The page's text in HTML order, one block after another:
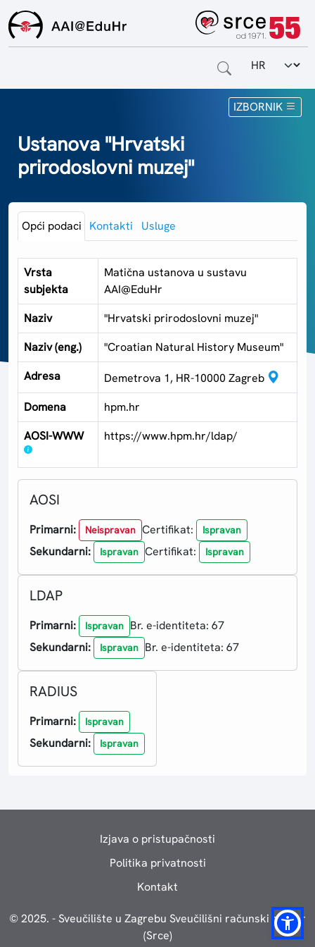
Odabir
IZBORNIK
Za krajnje korisnike
Za davatelje usluga
Za matične ustanove
O sustavu
Kontakt
Ustanova "Hrvatski
prirodoslovni muzej"
Opći podaci Kontakti Usluge
Vrsta
subjekta
Matična ustanova u sustavu
AAI@EduHr
Naziv
"Hrvatski prirodoslovni muzej"
Naziv (eng.)
"Croatian Natural History Museum"
Adresa
Demetrova 1, HR-10000 Zagreb
Domena
hpm.hr
AOSI-WWW
https://www.hpm.hr/ldap/
AOSI
Primarni: Neispravan Certifikat: Ispravan
Sekundarni: Ispravan Certifikat: Ispravan
LDAP
Primarni: Ispravan Br. e-identiteta: 67
Sekundarni:
Ispravan Br. e-identiteta: 67
RADIUS
Primarni: Ispravan
Sekundarni: Ispravan
Izjava o pristupačnosti
Politika privatnosti
Kontakt
© 2025. - Sveučilište u Zagrebu Sveučilišni računski centar
(Srce)